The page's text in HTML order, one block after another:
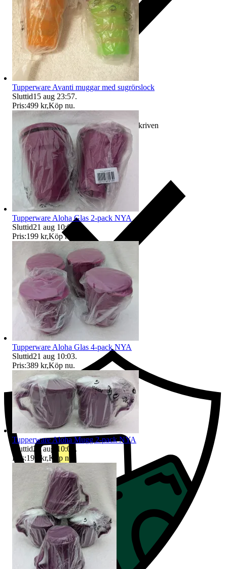
Ersättning om varan inte är som beskriven
Ersättning om du inte får din vara
Tupperware Avanti muggar med sugrörslock
Sluttid15 aug 23:57.
Pris:499 kr,Köp nu.
Tupperware Aloha Glas 2-pack NYA
Sluttid21 aug 10:02
Pris:199 kr,Köp nu
Tupperware Aloha Glas 4-pack NYA
Sluttid21 aug 10:03.
Pris:389 kr,Köp nu.
Tupperware Aloha Mugg 2-pack NYA
Sluttid21 aug 10:04 .
Pris:199 kr,Köp nu